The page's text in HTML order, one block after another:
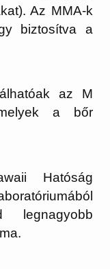
Az MMA-k
biztosítva a
az M
a bőr
Hatóság